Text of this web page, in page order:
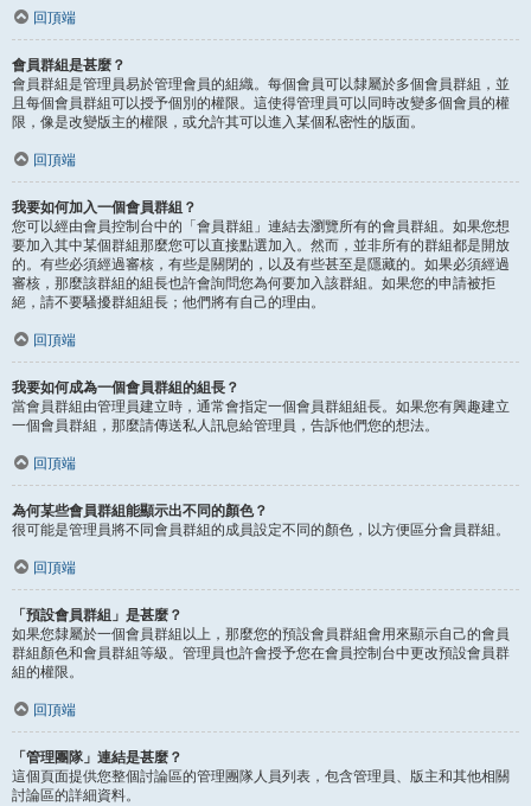
回頂端
會員群組是甚麼？
會員群組是管理員易於管理會員的組織。每個會員可以隸屬於多個會員群組，並
且每個會員群組可以授予個別的權限。這使得管理員可以同時改變多個會員的權
限，像是改變版主的權限，或允許其可以進入某個私密性的版面。
回頂端
我要如何加入一個會員群組？
您可以經由會員控制台中的「會員群組」連結去瀏覽所有的會員群組。如果您想
要加入其中某個群組那麼您可以直接點選加入。然而，並非所有的群組都是開放
的。有些必須經過審核，有些是關閉的，以及有些甚至是隱藏的。如果必須經過
審核，那麼該群組的組長也許會詢問您為何要加入該群組。如果您的申請被拒
絕，請不要騷擾群組組長；他們將有自己的理由。
回頂端
我要如何成為一個會員群組的組長？
當會員群組由管理員建立時，通常會指定一個會員群組組長。如果您有興趣建立
一個會員群組，那麼請傳送私人訊息給管理員，告訴他們您的想法。
回頂端
為何某些會員群組能顯示出不同的顏色？
很可能是管理員將不同會員群組的成員設定不同的顏色，以方便區分會員群組。
回頂端
「預設會員群組」是甚麼？
如果您隸屬於一個會員群組以上，那麼您的預設會員群組會用來顯示自己的會員
群組顏色和會員群組等級。管理員也許會授予您在會員控制台中更改預設會員群
組的權限。
回頂端
「管理團隊」連結是甚麼？
這個頁面提供您整個討論區的管理團隊人員列表，包含管理員、版主和其他相關
討論區的詳細資料。